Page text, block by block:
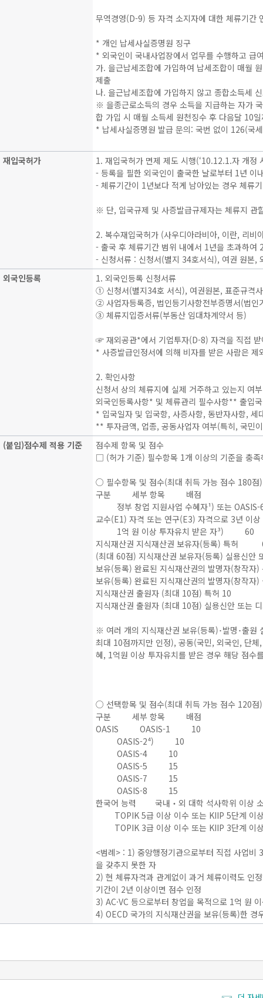
무역경영(D-9) 등 자격 소지자에 대한 체류기
* 개인 납세사실증명원 징구
* 외국인이 국내사업장에서 업무를 수행하고 급
가. 을근납세조합에 가입하여 납세조합이 매월
제출
나. 을근납세조합에 가입하지 않고 종합소득세
※ 을종근로소득의 경우 소득을 지급하는 자가
합 가입 시 매월 소득세 원천징수 후 다음달 10
* 납세사실증명원 발급 문의: 국번 없이 126(국
재입국허가
1. 재입국허가 면제 제도 시행(‘10.12.1.자 개정
- 등록을 필한 외국인이 출국한 날로부터 1년 이
- 체류기간이 1년보다 적게 남아있는 경우 체류
※ 단, 입국규제 및 사증발급규제자는 체류지 관
2. 복수재입국허가 (사우디아라비아, 이란, 리
- 출국 후 체류기간 범위 내에서 1년을 초과하여
- 신청서류 : 신청서(별지 34호서식), 여권 원본,
외국인등록
1. 외국인등록 신청서류
① 신청서(별지34호 서식), 여권원본, 표준규격
② 사업자등록증, 법인등기사항전부증명서(법인
③ 체류지입증서류(부동산 임대차계약서 등)
☞ 재외공관*에서 기업투자(D-8) 자격을 직접 받
* 사증발급인정서에 의해 비자를 받은 사람은 제
2. 확인사항
신청서 상의 체류지에 실제 거주하고 있는지 여부
외국인등록사항* 및 체류관리 필수사항** 출입
* 입국일자 및 입국항, 사증사항, 동반자사항,
** 투자금액, 업종, 공동사업자 여부(특히, 국민
(붙임)점수제 적용 기준
점수제 항목 및 점수
□ (허가 기준) 필수항목 1개 이상의 기준을 충
○ 필수항목 및 점수(최대 취득 가능 점수 180점
구분 세부 항목 배점
정부 창업 지원사업 수혜자¹) 또는
교수(E1) 자격 또는 연구(E3) 자격으로 3년
1억 원 이상 투자유치 받은 자³) 60
지식재산권 지식재산권 보유자(등록) 특허
(최대 60점) 지식재산권 보유자(등록) 실용신안
보유(등록) 완료된 지식재산권의 발명자(창작자)
보유(등록) 완료된 지식재산권의 발명자(창작자
지식재산권 출원자 (최대 10점) 특허 10
지식재산권 출원자 (최대 10점) 실용신안 또는
※ 여러 개의 지식재산권 보유(등록)･발명･출원
최대 10점까지만 인정), 공동(국민, 외국인, 단
혜, 1억원 이상 투자유치를 받은 경우 해당 점수
○ 선택항목 및 점수(최대 취득 가능 점수 120점
구분 세부 항목 배점
OASIS OASIS-1 10
OASIS-2⁴) 10
OASIS-4 10
OASIS-5 15
OASIS-7 15
OASIS-8 15
한국어 능력 국내‧외 대학 석사학위 이상
TOPIK 5급 이상 이수 또는 KIIP 5단계 이
TOPIK 3급 이상 이수 또는 KIIP 3단계 이
<범례> : 1) 중앙행정기관으로부터 직접 사업비
을 갖추지 못한 자
2) 현 체류자격과 관계없이 과거 체류이력도 인
기간이 2년 이상이면 점수 인정
3) AC·VC 등으로부터 창업을 목적으로 1억 원
4) OECD 국가의 지식재산권을 보유(등록)한 경